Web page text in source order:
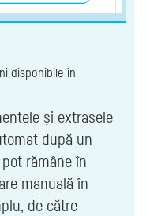
disponibile în
și extrasele
după un
rămâne în
manuală în
de către